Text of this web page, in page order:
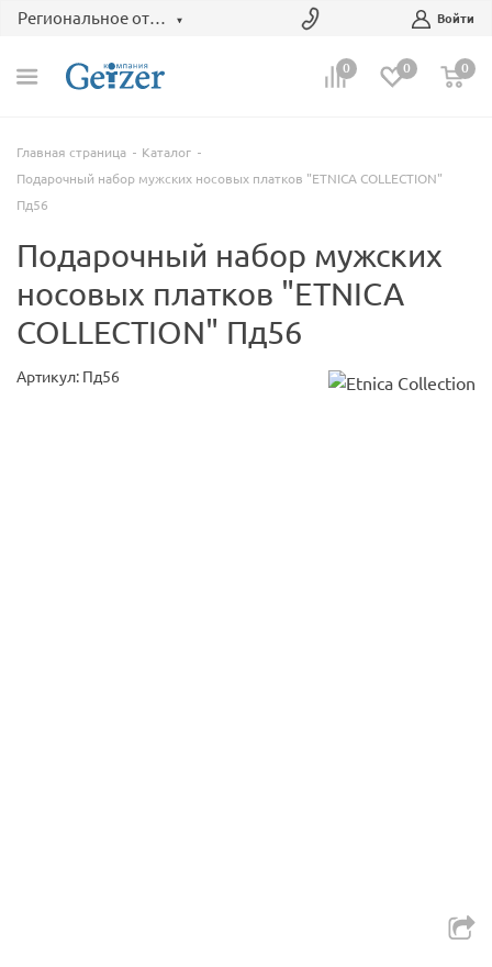
Региональное отделение Войти
0 0 0
Главная страница
Каталог
Подарочный набор мужских носовых платков "ETNICA COLLECTION"
Пд56
Подарочный набор мужских
носовых платков "ETNICA
COLLECTION" Пд56
Артикул: Пд56